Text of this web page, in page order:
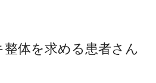
体を求める患者さん